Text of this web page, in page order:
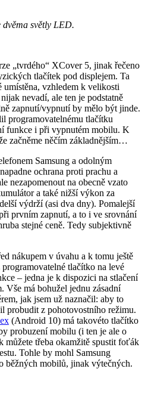
dvěma světly LED.
„tvrdého“ XCover 5, jinak řečeno
tlačítek pod displejem. Ta
umístěna, vzhledem k velikosti
nevadí, ale ten je podstatně
zapnutí/vypnutí by mělo být jinde.
programovatelnému tlačítku
funkce i při vypnutém mobilu. K
začněme něčím základnějším…
Samsung a odolným
ochrana proti prachu a
nezapomenout na obecně vzato
a také nižší výkon za
výdrží (asi dva dny). Pomalejší
prvním zapnutí, a to i ve srovnání
stejné ceně. Tedy subjektivně
nákupem v úvahu a k tomu ještě
tlačítko na levé
– jedna je k dispozici na stlačení
Vše má bohužel jednu zásadní
jak jsem už naznačil: aby to
probudit z pohotovostního režimu.
(Android 10) má takovéto tlačítko
probuzení mobilu (i ten je ale o
můžete třeba okamžitě spustit foťák
Tohle by mohl Samsung
běžných mobilů, jinak výtečných.